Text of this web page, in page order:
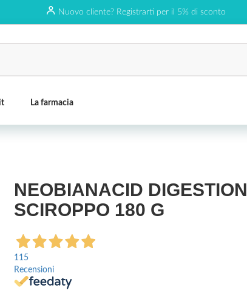
Nuovo cliente? Registrarti per il 5% di sconto
La farmacia
NEOBIANACID DIGESTION
SCIROPPO 180 G
115
Recensioni